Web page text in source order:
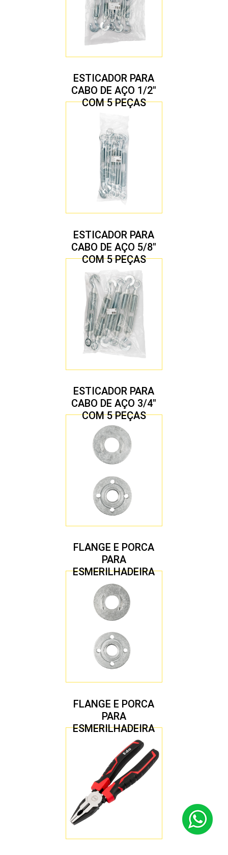
ESTICADOR PARA
CABO DE AÇO 1/2″
COM 5 PEÇAS
ESTICADOR PARA
CABO DE AÇO 5/8″
COM 5 PEÇAS
ESTICADOR PARA
CABO DE AÇO 3/4″
COM 5 PEÇAS
FLANGE E PORCA
PARA
ESMERILHADEIRA
4.1/2″ 22,23 MM
FLANGE E PORCA
PARA
ESMERILHADEIRA
4.1/2″ 20,00 MM